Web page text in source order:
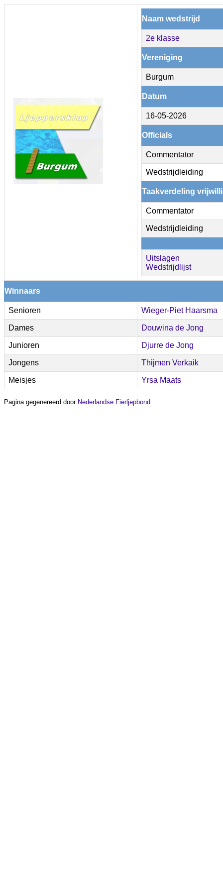
Naam wedstrijd
2e klasse
Vereniging
Burgum
Datum
16-05-2026
Officials
Commentator
Wedstrijdleiding
Taakverdeling
Commentator
Wedstrijdleiding
Uitslagen
Wedstrijdlijst
Winnaars
Senioren Wieger-Piet Haarsma
Dames Douwina de Jong
Junioren Djurre de Jong
Jongens Thijmen Verkaik
Meisjes Yrsa Maats
Pagina gegenereerd door Nederlandse Fierljepbond